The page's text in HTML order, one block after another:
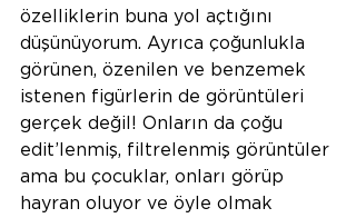
özelliklerin buna yol açtığını
düşünüyorum. Ayrıca çoğunlukla
görünen, özenilen ve benzemek
istenen figürlerin de görüntüleri
gerçek değil! Onların da çoğu
edit’lenmiş, filtrelenmiş görüntüler
ama bu çocuklar, onları görüp
hayran oluyor ve öyle olmak